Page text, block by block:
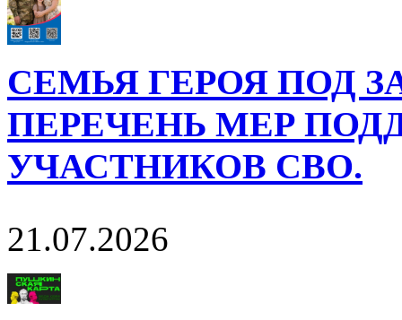
СЕМЬЯ ГЕРОЯ ПОД
ПЕРЕЧЕНЬ МЕР
УЧАСТНИКОВ СВО.
21.07.2026